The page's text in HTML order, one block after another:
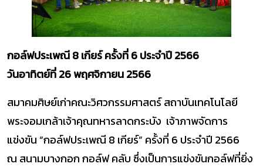
กอล์ฟประเพณี 8เกียร์ ครั้งที่ 6ประจำปี 2566
วันอาทิตย์ที่ 26 พฤศจิกายน 2566
สมาคมศิษย์เก่าคณะวิศวกรรมศาสตร์ สถาบันเทคโนโลยี
พระจอมเกล้าเจ้าคุณทหารลาดกระบัง เจ้าภาพจัดการ
แข่งขัน “กอล์ฟประเพณี 8 เกียร์” ครั้งที่ 6 ประจำปี 2566
ณ สนามบางกอก กอล์ฟ คลับ ซึ่งเป็นการแข่งขันกอล์ฟที่ยิ่ง